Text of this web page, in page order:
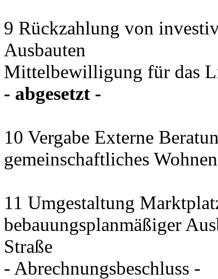
9 Rückzahlung von
Ausbauten
Mittelbewilligung für das
- abgesetzt -
10 Vergabe Externe
gemeinschaftliches Wohnen
11 Umgestaltung
bebauungsplanmäßiger
Straße
- Abrechnungsbeschluss -